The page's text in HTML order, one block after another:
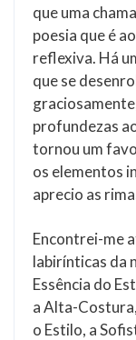
que uma
poesia que é
reflexiva. Há
que se
profundezas
tornou um
os elementos
aprecio as
Encontrei-me
labirínticas da
Essência do
a Alta-
o Estilo, a